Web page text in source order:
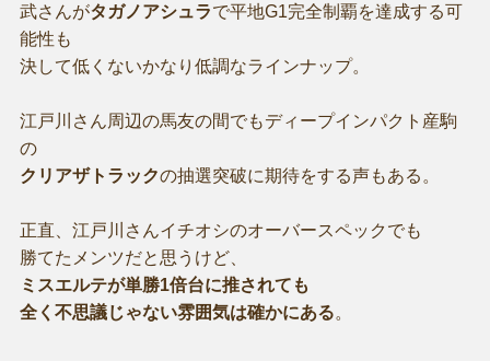
武さんがタガノアシュラで平地G1完全制覇を達成する可
能性も
決して低くないかなり低調なラインナップ。
江戸川さん周辺の馬友の間でもディープインパクト産駒
の
クリアザトラックの抽選突破に期待をする声もある。
正直、江戸川さんイチオシのオーバースペックでも
勝てたメンツだと思うけど、
ミスエルテが単勝1倍台に推されても
全く不思議じゃない雰囲気は確かにある。